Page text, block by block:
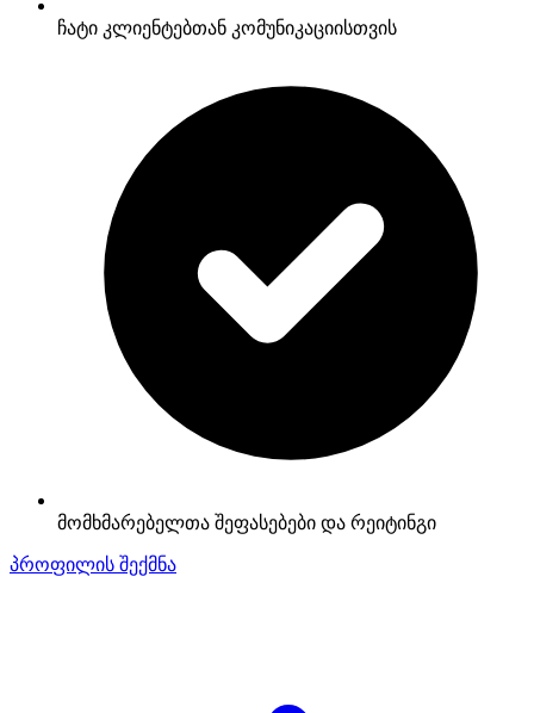
ჩატი კლიენტებთან კომუნიკაციისთვის
მომხმარებელთა შეფასებები და რეიტინგი
პროფილის შექმნა